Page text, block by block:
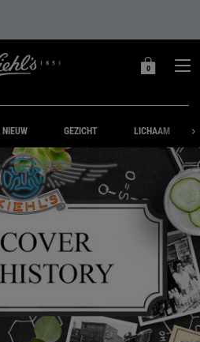
MIJN
0
0 PRODUCT
NIEUW GEZICHT LICHAAM